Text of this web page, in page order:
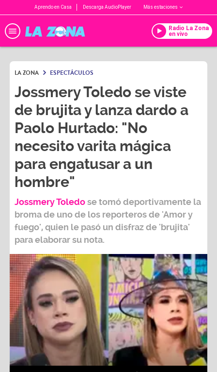
Aprendo en Casa Descarga AudioPlayer Más estaciones
Radio La Zona
en vivo
LA ZONA ESPECTÁCULOS
Jossmery Toledo se viste
de brujita y lanza dardo a
Paolo Hurtado: "No
necesito varita mágica
para engatusar a un
hombre"
Jossmery Toledose tomó deportivamente la
broma de uno de los reporteros de 'Amor y
fuego', quien le pasó un disfraz de 'brujita'
para elaborar su nota.